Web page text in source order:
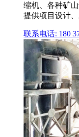
缩机、各种矿
提供项目设计
联系电话: 180